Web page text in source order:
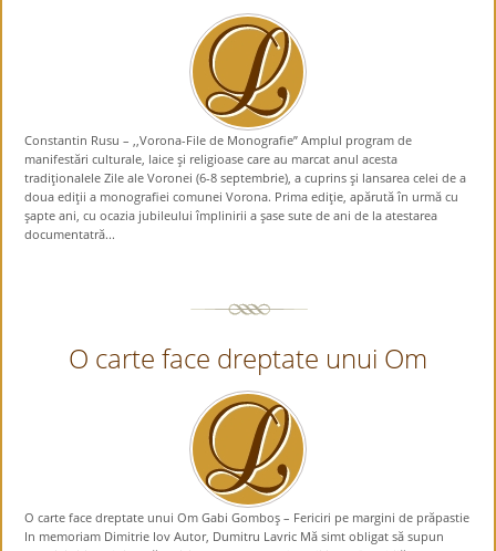
Constantin Rusu – ,,Vorona-File de Monografie” Amplul program de
manifestări culturale, laice şi religioase care au marcat anul acesta
tradiţionalele Zile ale Voronei (6-8 septembrie), a cuprins şi lansarea celei de a
doua ediţii a monografiei comunei Vorona. Prima ediţie, apărută în urmă cu
şapte ani, cu ocazia jubileului împlinirii a şase sute de ani de la atestarea
documentatră...
O carte face dreptate unui Om
O carte face dreptate unui Om Gabi Gomboş – Fericiri pe margini de prăpastie
In memoriam Dimitrie Iov Autor, Dumitru Lavric Mă simt obligat să supun